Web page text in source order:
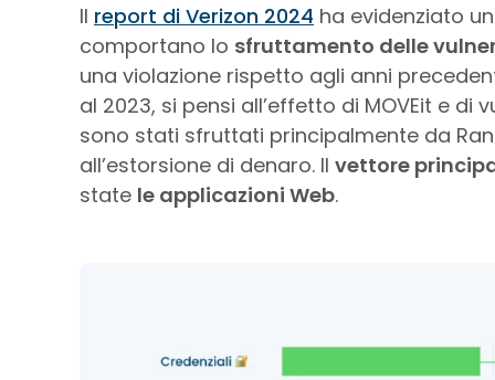
Il report di Verizon 2024 ha evidenziato
comportano lo sfruttamento delle
una violazione rispetto agli anni
al 2023, si pensi all’effetto di MOVEit e
sono stati sfruttati principalmente da
all’estorsione di denaro. Il vettore
state le applicazioni Web.